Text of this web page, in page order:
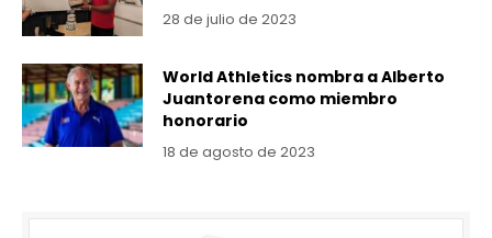
28 de julio de 2023
World Athletics nombra a Alberto
Juantorena como miembro
honorario
18 de agosto de 2023